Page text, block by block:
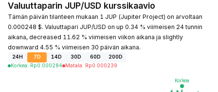
Valuuttaparin JUP/USD kurssikaavio
Tämän päivän tilanteen mukaan 1 JUP (Jupiter Project) on arvoltaan
0.000248 $. Valuuttapari JUP/USD on up 0.34 % viimeisen 24 tunnin
aikana, decreased 11.62 % viimeisen viikon aikana ja slightly
downward 4.55 % viimeisen 30 päivän aikana.
24H 7D 14D 30D 60D
200D
Korkea: Rp0.000284 Matala: Rp0.000239